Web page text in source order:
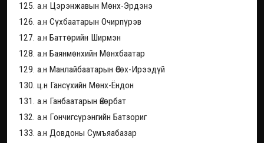
125. а.н Цэрэнжавын Мөнх-Эрдэнэ
126. а.н Сүхбаатарын Очирпүрэв
127. а.н Баттөрийн Ширмэн
128. а.н Баянмөнхийн Мөнхбаатар
129. а.н Манлайбаатарын Өсөх-Ирээдүй
130. ц.н Гансүхийн Мөнх-Ёндон
131. а.н Ганбаатарын Өнөрбат
132. а.н Гончигсүрэнгийн Батзориг
133. а.н Довдоны Сумъяабазар